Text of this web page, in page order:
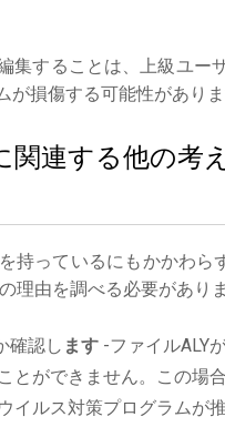
集することは、上級ユー
損傷する可能性がありま
関連する他の考
持っているにもかかわら
理由を調べる必要がありま
確認し ます -ファイルALY
とができません。この場
イルス対策プログラムが